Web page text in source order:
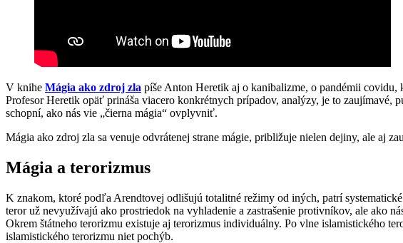
V knihe Mágia ako zdroj zla píše Anton Heretik aj o kanibalizme, o pandémii covidu,
Profesor Heretik opäť prináša viacero konkrétnych prípadov, analýzy, je to zaujímavé,
schopní, ako nás vie „čierna mágia“ ovplyvniť.
Mágia ako zdroj zla sa venuje odvrátenej strane mágie, približuje nielen dejiny, ale aj
Mágia a terorizmus
K znakom, ktoré podľa Arendtovej odlišujú totalitné režimy od iných, patrí
teror už nevyužívajú ako prostriedok na vyhladenie a zastrašenie protivníkov, ale ako
Okrem štátneho terorizmu existuje aj terorizmus individuálny. Po vlne islamistického
islamistického terorizmu niet pochýb.